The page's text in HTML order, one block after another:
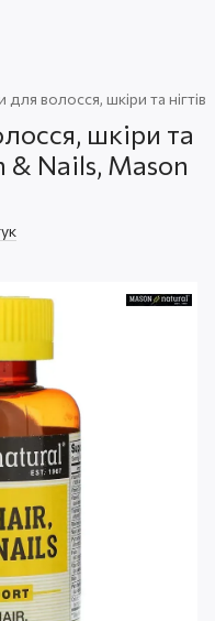
волосся, шкіри та нігтів
шкіри та
& Nails, Mason